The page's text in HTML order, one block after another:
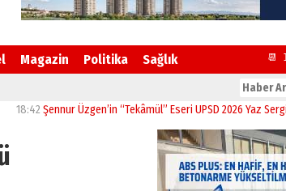
Magazin Politika Sağlık 📆
Şennur Üzgen’in “Tekâmül” Eseri UPSD 2026 Yaz Sergisi’nde